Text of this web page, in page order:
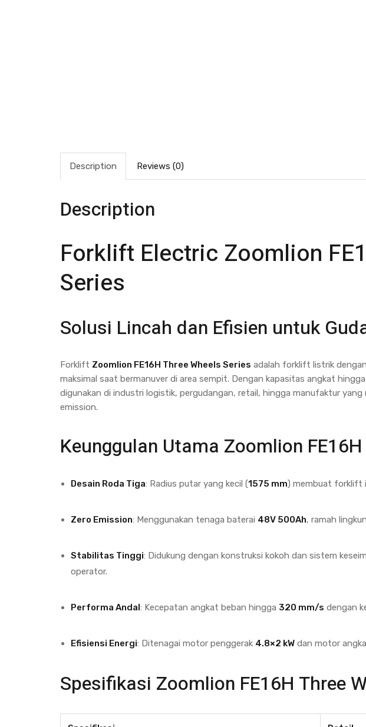
Description Reviews (0)
Description
Forklift Electric Zoomlion
Series
Solusi Lincah dan Efisien untuk
Forklift Zoomlion FE16H Three Wheels Series adalah forklift listrik
maksimal saat bermanuver di area sempit. Dengan kapasitas angkat hingga
digunakan di industri logistik, pergudangan, retail, hingga manufaktur
emission.
Keunggulan Utama Zoomlion FE16H
Desain Roda Tiga: Radius putar yang kecil (1575 mm) membuat forklift
Zero Emission: Menggunakan tenaga baterai 48V 500Ah, ramah
Stabilitas Tinggi: Didukung dengan konstruksi kokoh dan sistem
operator.
Performa Andal: Kecepatan angkat beban hingga 320 mm/s dengan
Efisiensi Energi: Ditenagai motor penggerak 4.8×2 kW dan motor
Spesifikasi Zoomlion FE16H Three